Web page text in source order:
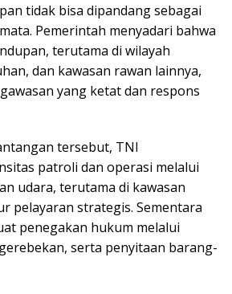
tidak bisa dipandang sebagai
Pemerintah menyadari bahwa
terutama di wilayah
dan kawasan rawan lainnya,
yang ketat dan respons
tersebut, TNI
patroli dan operasi melalui
udara, terutama di kawasan
pelayaran strategis. Sementara
penegakan hukum melalui
serta penyitaan barang-